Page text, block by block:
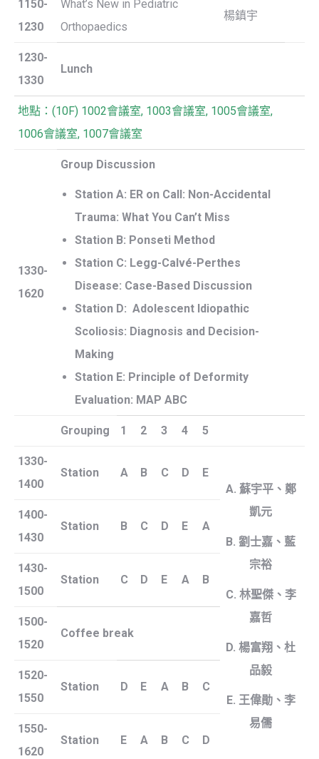
1150-
1230
What’s New in Pediatric
Orthopaedics
楊鎮宇
1230-
1330
Lunch
地點：(10F) 1002會議室, 1003會議室, 1005會議室,
1006會議室, 1007會議室
1330-
1620
Group Discussion
Station A: ER on Call: Non-Accidental
Trauma: What You Can’t Miss
Station B: Ponseti Method
Station C: Legg-Calvé-Perthes
Disease: Case-Based Discussion
Station D: Adolescent Idiopathic
Scoliosis: Diagnosis and Decision-
Making
Station E: Principle of Deformity
Evaluation: MAP ABC
Grouping 1 2 3 4 5
1330-
1400
Station A B C D
E
A. 蘇宇平、鄭
凱元
B. 劉士嘉、藍
宗裕
C. 林聖傑、李
嘉哲
D. 楊富翔、杜
品毅
E. 王偉勛、李
易儒
1400-
1430
Station B C D E A
1430-
1500
Station C D E A B
1500-
1520
Coffee break
1520-
1550
Station D E A B C
1550-
1620
Station E A B C D